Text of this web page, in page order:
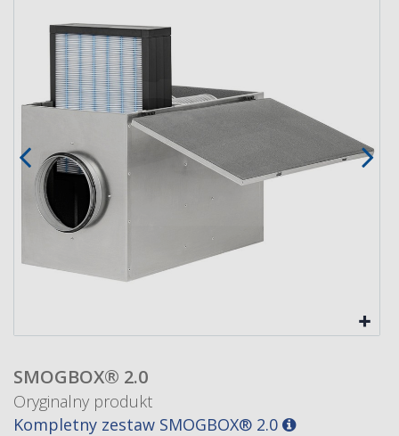
SMOGBOX® 2.0
Oryginalny produkt
Kompletny zestaw SMOGBOX® 2.0